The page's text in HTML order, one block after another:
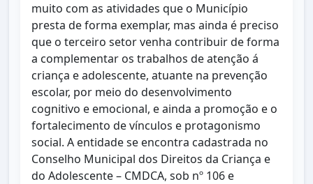
muito com as atividades que o Município
presta de forma exemplar, mas ainda é preciso
que o terceiro setor venha contribuir de forma
a complementar os trabalhos de atenção á
criança e adolescente, atuante na prevenção
escolar, por meio do desenvolvimento
cognitivo e emocional, e ainda a promoção e o
fortalecimento de vínculos e protagonismo
social. A entidade se encontra cadastrada no
Conselho Municipal dos Direitos da Criança e
do Adolescente – CMDCA, sob nº 106 e